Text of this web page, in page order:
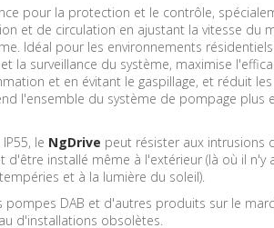
pour la protection et le contrôle,
et de circulation en ajustant la vitesse du
Idéal pour les environnements
la surveillance du système, maximise
et en évitant le gaspillage, et réduit
l'ensemble du système de pompage plus
le NgDrive peut résister aux intrusions
installé même à l'extérieur (là où il n'y
et à la lumière du soleil).
pompes DAB et d'autres produits sur le
d'installations obsolètes.